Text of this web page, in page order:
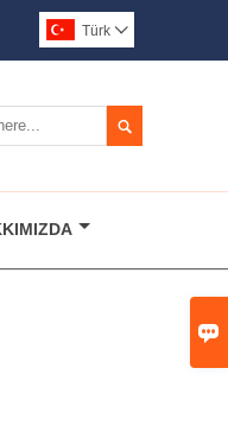

Türk 
